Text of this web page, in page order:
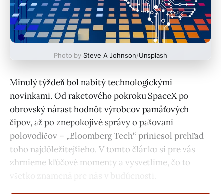
Photo by Steve A Johnson/Unsplash
Minulý týždeň bol nabitý technologickými
novinkami. Od raketového pokroku SpaceX po
obrovský nárast hodnôt výrobcov pamäťových
čipov, až po znepokojivé správy o pašovaní
polovodičov – „Bloomberg Tech“ priniesol prehľad
toho najdôležitejšieho. V tomto článku si pre vás
zhrnieme kľúčové momenty a vysvetlíme, čo to
všetko znamená pre nás v budúcnosti.